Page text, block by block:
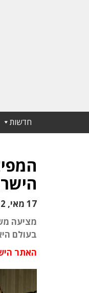
חדשות
17 מאי, 2012
בעולם
האתר